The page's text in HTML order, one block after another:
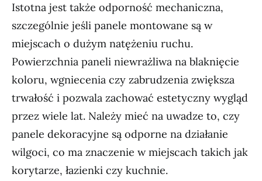
Istotna jest także odporność mechaniczna,
szczególnie jeśli panele montowane są w
miejscach o dużym natężeniu ruchu.
Powierzchnia paneli niewrażliwa na blaknięcie
koloru, wgniecenia czy zabrudzenia zwiększa
trwałość i pozwala zachować estetyczny wygląd
przez wiele lat. Należy mieć na uwadze to, czy
panele dekoracyjne są odporne na działanie
wilgoci, co ma znaczenie w miejscach takich jak
korytarze, łazienki czy kuchnie.